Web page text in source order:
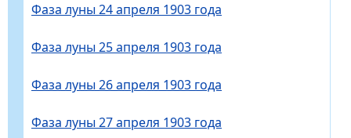
Фаза луны 24 апреля 1903 года
Фаза луны 25 апреля 1903 года
Фаза луны 26 апреля 1903 года
Фаза луны 27 апреля 1903 года